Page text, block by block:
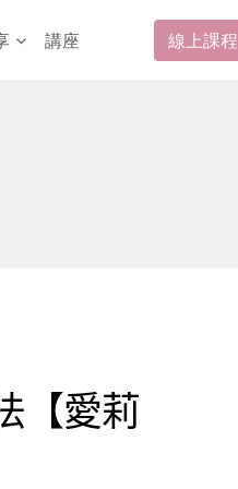
講座 線上課程
【愛莉